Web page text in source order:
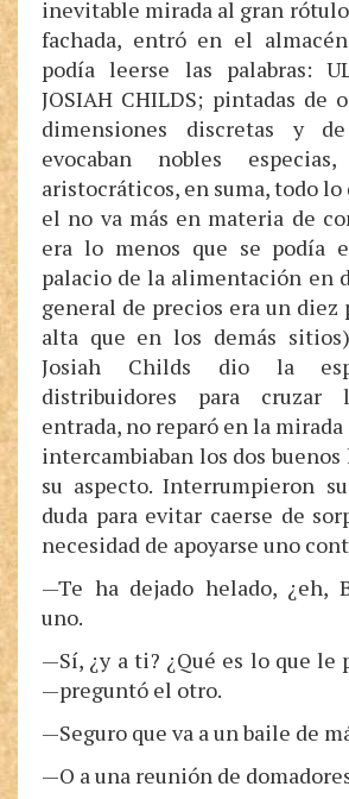
inevitable mirada al gran
fachada, entró en el
podía leerse las palabras:
JOSIAH CHILDS; pintadas de
dimensiones discretas y
evocaban nobles
aristocráticos, en suma, todo
el no va más en materia de
era lo menos que se podía
palacio de la alimentación en
general de precios era un diez
alta que en los demás
Josiah Childs dio la
distribuidores para
entrada, no reparó en la
intercambiaban los dos
su aspecto. Interrumpieron
duda para evitar caerse de
necesidad de apoyarse uno
—Te ha dejado helado, ¿eh,
uno.
—Sí, ¿y a ti? ¿Qué es lo que le
—preguntó el otro.
—Seguro que va a un baile de
—O a una reunión de